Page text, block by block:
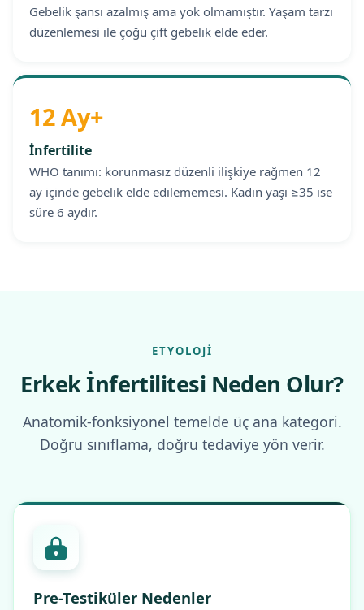
Gebelik şansı azalmış ama yok olmamıştır. Yaşam tarzı
düzenlemesi ile çoğu çift gebelik elde eder.
12 Ay+
İnfertilite
WHO tanımı: korunmasız düzenli ilişkiye rağmen 12
ay içinde gebelik elde edilememesi. Kadın yaşı ≥35 ise
süre 6 aydır.
ETYOLOJI
Erkek İnfertilitesi Neden Olur?
Anatomik-fonksiyonel temelde üç ana kategori.
Doğru sınıflama, doğru tedaviye yön verir.
Pre-Testiküler Nedenler